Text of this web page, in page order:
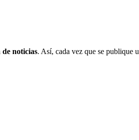
de noticias. Así, cada vez que se publique